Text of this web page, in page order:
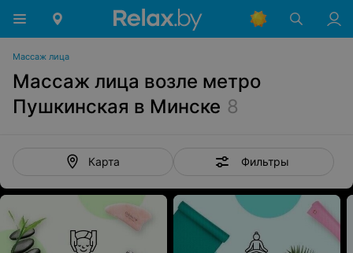
Массаж лица
Массаж лица возле метро
Пушкинская в Минске 8
Карта Фильтры